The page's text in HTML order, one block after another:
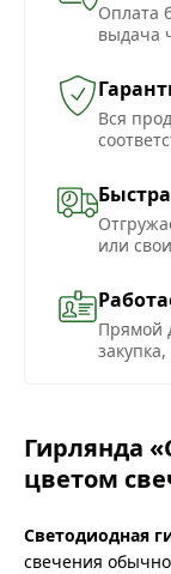
Оплата
выдача
Вся
или
Прямой
Гирлянда
цветом
Светодиодная
свечения